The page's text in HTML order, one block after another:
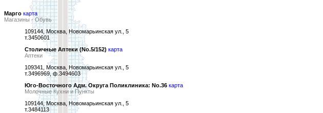
Марго карта
Магазины - Обувь
109144, Москва, Новомарьинская ул., 5
т.3450601
Столичные Аптеки (No.5/152) карта
Аптеки
109341, Москва, Новомарьинская ул., 5
т.3496969, ф.3494603
Юго-Восточного Адм. Округа Поликлиника: No.36 карта
Молочные Кухни и Пункты
109144, Москва, Новомарьинская ул., 5
т.3484113